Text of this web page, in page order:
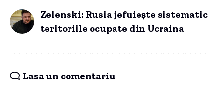
Zelenski: Rusia jefuiește sistematic
teritoriile ocupate din Ucraina
Lasa un comentariu